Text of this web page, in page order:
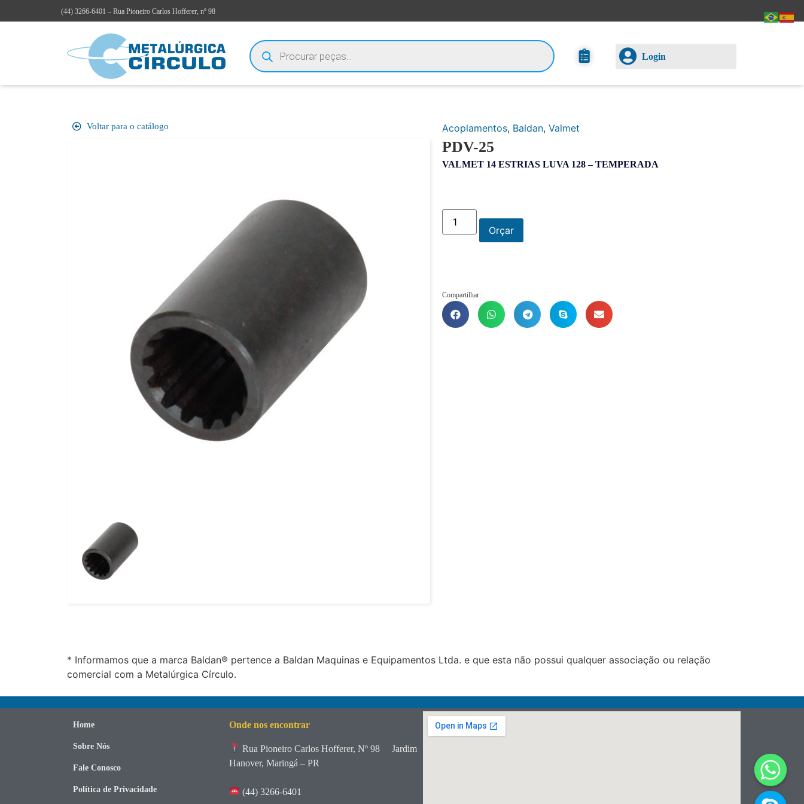
(44) 3266-6401 – Rua Pioneiro Carlos Hofferer, nº 98
Login
Voltar para o catálogo Acoplamentos, Baldan, Valmet
PDV-25
VALMET 14 ESTRIAS LUVA 128 – TEMPERADA
Orçar
Compartilhar:
* Informamos que a marca Baldan® pertence a Baldan Maquinas e Equipamentos Ltda. e que esta não possui qualquer associação ou relação
comercial com a Metalúrgica Círculo.
Home
Sobre Nós
Fale Conosco
Política de Privacidade
Onde nos encontrar
Rua Pioneiro Carlos Hofferer, Nº 98
Jardim
Hanover, Maringá – PR
(44) 3266-6401